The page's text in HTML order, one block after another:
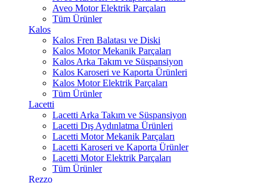
Aveo Motor Elektrik Parçaları
Tüm Ürünler
Kalos
Kalos Fren Balatası ve Diski
Kalos Motor Mekanik Parçaları
Kalos Arka Takım ve Süspansiyon
Kalos Karoseri ve Kaporta Ürünleri
Kalos Motor Elektrik Parçaları
Tüm Ürünler
Lacetti
Lacetti Arka Takım ve Süspansiyon
Lacetti Dış Aydınlatma Ürünleri
Lacetti Motor Mekanik Parçaları
Lacetti Karoseri ve Kaporta Ürünler
Lacetti Motor Elektrik Parçaları
Tüm Ürünler
Rezzo